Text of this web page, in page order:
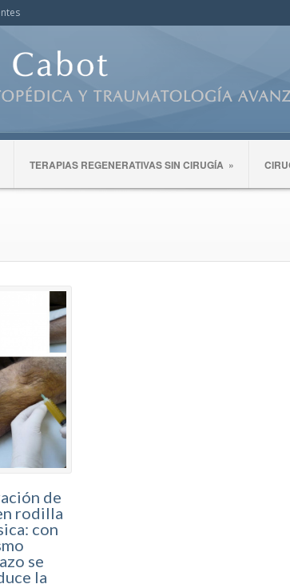
TERAPIAS REGENERATIVAS SIN CIRUGÍA »
de
rodilla
con
se
la